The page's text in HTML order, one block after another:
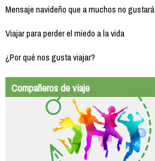
Mensaje navideño que a muchos no gustará
Viajar para perder el miedo a la vida
¿Por qué nos gusta viajar?
Compañeros de viaje